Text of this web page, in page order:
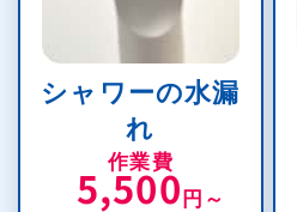
シャワーの水漏
れ
作業費
5,500 円～